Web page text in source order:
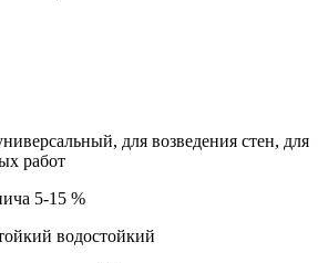
для возведения стен, для
работ
5-15 %
водостойкий